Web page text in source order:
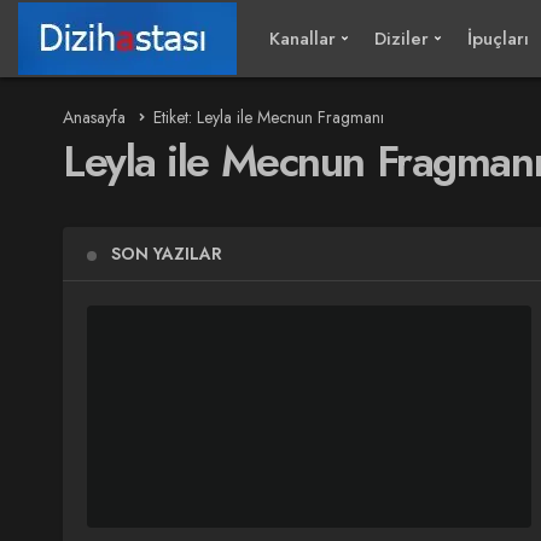
Kanallar Diziler İpuçları
Anasayfa Etiket: Leyla ile Mecnun Fragmanı
Leyla ile Mecnun Fragmanı
SON YAZILAR